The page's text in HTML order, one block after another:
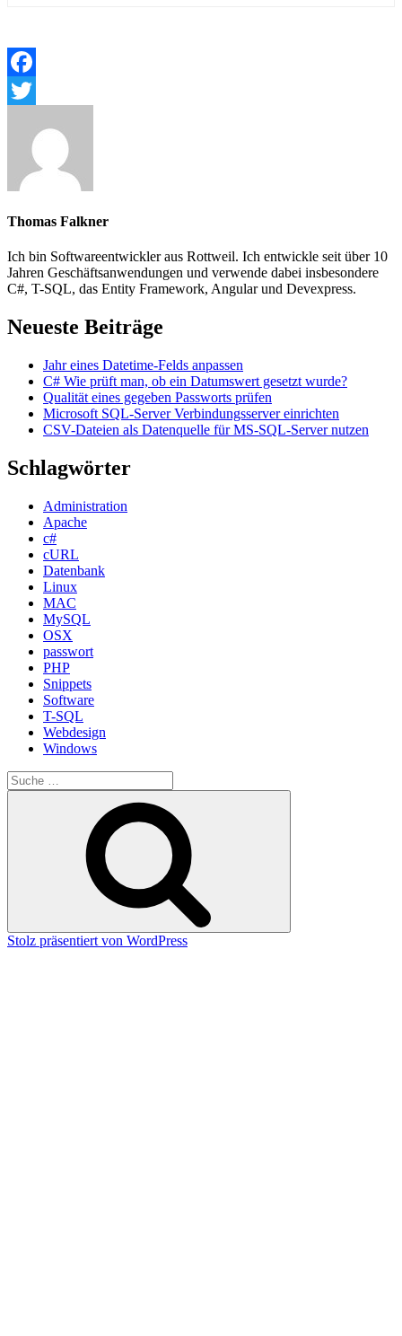
Facebook
Thomas Falkner
Ich bin Softwareentwickler aus Rottweil. Ich entwickle seit über 10
Jahren Geschäftsanwendungen und verwende dabei insbesondere
C#, T-SQL, das Entity Framework, Angular und Devexpress.
Neueste Beiträge
Jahr eines Datetime-Felds anpassen
C# Wie prüft man, ob ein Datumswert gesetzt wurde?
Qualität eines gegeben Passworts prüfen
Microsoft SQL-Server Verbindungsserver einrichten
CSV-Dateien als Datenquelle für MS-SQL-Server nutzen
Schlagwörter
Administration
Apache
c#
cURL
Datenbank
Linux
MAC
MySQL
OSX
passwort
PHP
Snippets
Software
T-SQL
Webdesign
Windows
Suche
nach:
Stolz präsentiert von WordPress